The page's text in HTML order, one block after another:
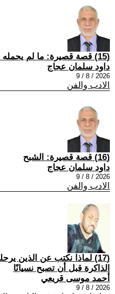
(15) قصة قصيرة: ما لم يحمله الماء
داود سلمان عجاج
2026 / 8 / 9
الادب والفن
(16) قصة قصيرة: الشبح
داود سلمان عجاج
2026 / 8 / 9
الادب والفن
(17) لماذا نكتب عن الذين
الذاكرة قبل أن تصبح نسيانًا
أحمد موسى قريعي
2026 / 8 / 9